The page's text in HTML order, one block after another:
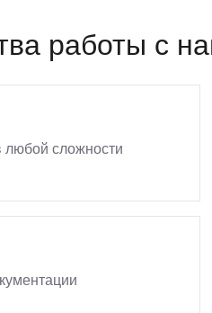
работы с
любой сложности